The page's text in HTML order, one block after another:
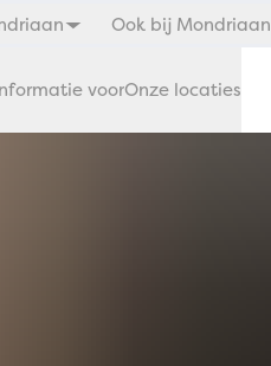
Ook bij Mondriaan
voorOnze locaties